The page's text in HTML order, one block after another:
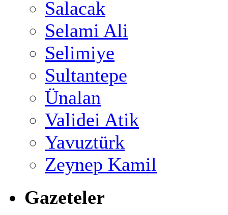
Salacak
Selami Ali
Selimiye
Sultantepe
Ünalan
Validei Atik
Yavuztürk
Zeynep Kamil
Gazeteler